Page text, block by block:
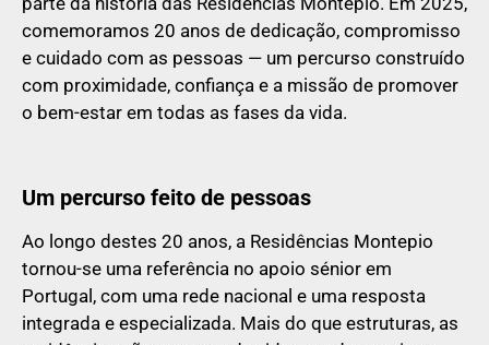
comemoramos 20 anos de dedicação, compromisso
e cuidado com as pessoas — um percurso construído
com proximidade, confiança e a missão de promover
o bem-estar em todas as fases da vida.
Um percurso feito de pessoas
Ao longo destes 20 anos, a Residências Montepio
tornou-se uma referência no apoio sénior em
Portugal, com uma rede nacional e uma resposta
integrada e especializada. Mais do que estruturas, as